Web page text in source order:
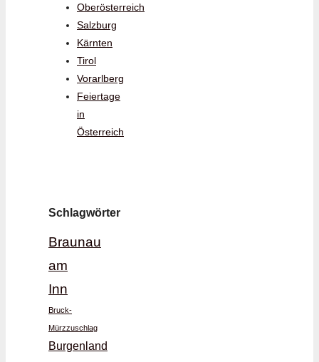
Oberösterreich
Salzburg
Kärnten
Tirol
Vorarlberg
Feiertage
in
Österreich
Schlagwörter
Braunau
am
Inn
Bruck-
Mürzzuschlag
Burgenland